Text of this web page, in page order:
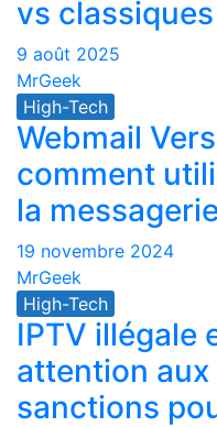
vs classiques
9 août 2025
MrGeek
High-Tech
Webmail
comment
la
19 novembre 2024
MrGeek
High-Tech
IPTV illégale
attention
sanctions